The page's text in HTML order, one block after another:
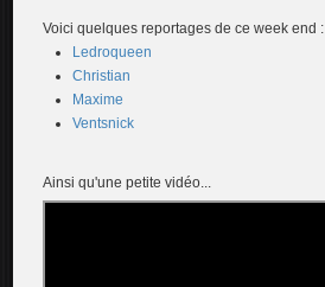
Voici quelques reportages de ce week end :
Ledroqueen
Christian
Maxime
Ventsnick
Ainsi qu'une petite vidéo...